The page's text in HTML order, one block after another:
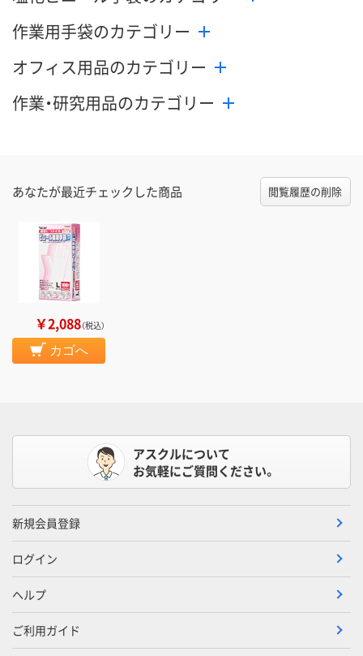
作業用手袋のカテゴリー
オフィス用品のカテゴリー
作業・研究用品のカテゴリー
あなたが最近チェックした商品 閲覧履歴の削除
￥2,088（税込）
カゴへ
アスクルについて
お気軽にご質問ください。
新規会員登録
ログイン
ヘルプ
ご利用ガイド